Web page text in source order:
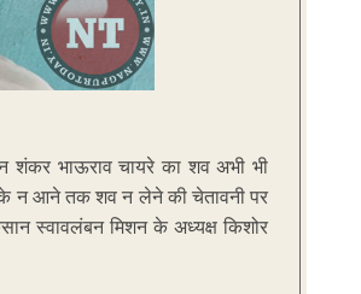
शंकर भाऊराव चायरे का शव अभी भी
के न आने तक शव न लेने की चेतावनी पर
स्वावलंबन मिशन के अध्यक्ष किशोर